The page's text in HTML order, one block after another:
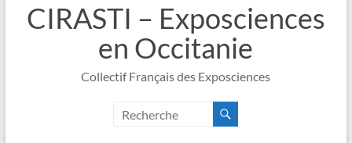
CIRASTI – Exposciences
en Occitanie
Collectif Français des Exposciences